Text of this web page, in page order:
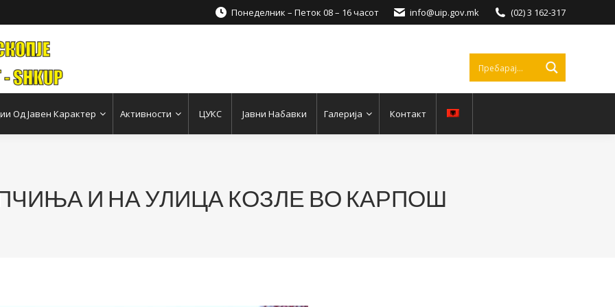
Понеделник – Петок 08 – 16 часот info@uip.gov.mk (02) 3 162-317
Од Јавен Карактер Активности ЦУКС Јавни Набавки Галерија Контакт
И НА УЛИЦА КОЗЛЕ ВО КАРПОШ